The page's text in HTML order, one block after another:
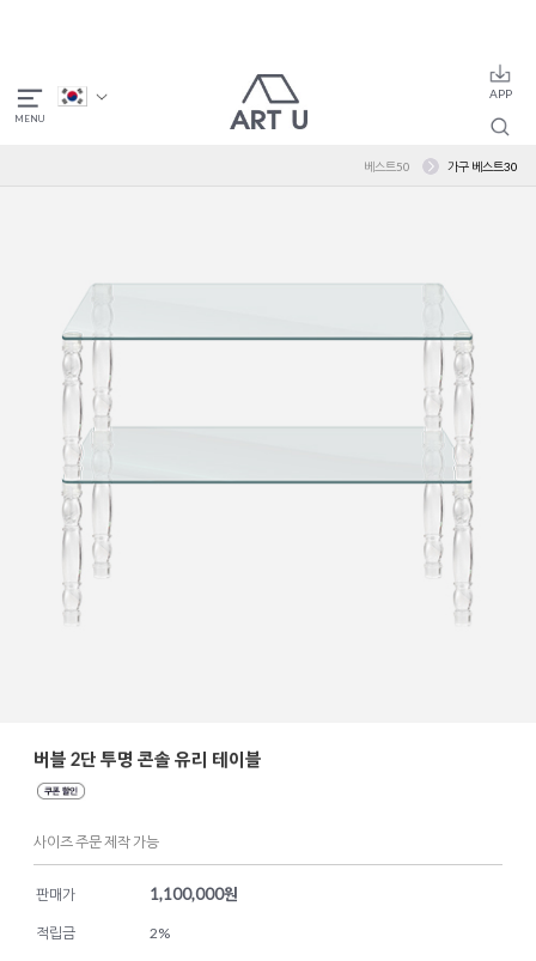
베스트50 가구 베스트30
버블 2단 투명 콘솔 유리 테이블
사이즈 주문 제작 가능
판매가 1,100,000원
적립금 2%